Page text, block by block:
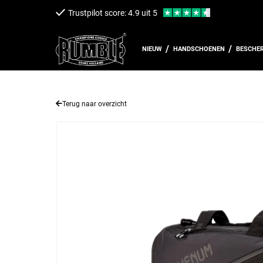
naar de contentTrustpilot score: 4.9 uit 5
NIEUW HANDSCHOENEN
Terug naar overzicht